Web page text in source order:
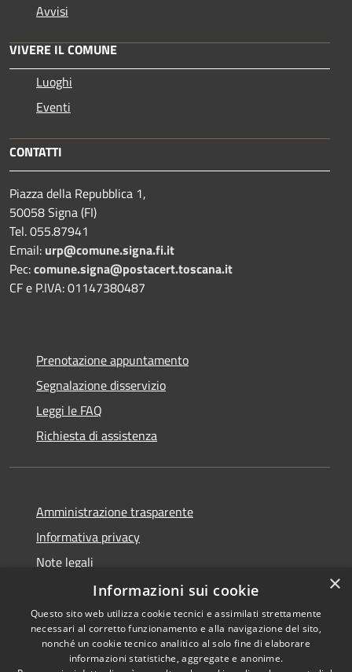
Avvisi
VIVERE IL COMUNE
Luoghi
Eventi
CONTATTI
Piazza della Repubblica 1,
50058 Signa (FI)
Tel. 055.87941
Email: urp@comune.signa.fi.it
Pec:comune.signa@postacert.toscana.it
CF e P.IVA: 01147380487
Prenotazione appuntamento
Segnalazione disservizio
Leggi le FAQ
Richiesta di assistenza
Amministrazione trasparente
Informativa privacy
Note legali
Dichiarazione di accessibilità
RSS Copyright © 2026 • Comune di
×
Informazioni sui cookie
Questo sito web utilizza cookie tecnici e assimilati strettamente
necessari al corretto funzionamento e alla navigazione del sito,
nonché un cookie tecnico analitico al solo fine di elaborare
informazioni statistiche, aggregate e anonime.